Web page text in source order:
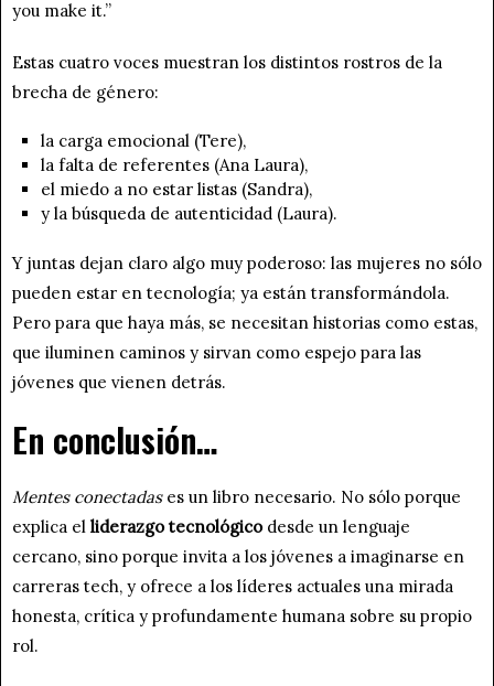
you make it.”
Estas cuatro voces muestran los distintos rostros de la
brecha de género:
la carga emocional (Tere),
la falta de referentes (Ana Laura),
el miedo a no estar listas (Sandra),
y la búsqueda de autenticidad (Laura).
Y juntas dejan claro algo muy poderoso: las mujeres no sólo
pueden estar en tecnología; ya están transformándola.
Pero para que haya más, se necesitan historias como estas,
que iluminen caminos y sirvan como espejo para las
jóvenes que vienen detrás.
En conclusión…
Mentes conectadases un libro necesario. No sólo porque
explica el liderazgo tecnológicodesde un lenguaje
cercano, sino porque invita a los jóvenes a imaginarse en
carreras tech, y ofrece a los líderes actuales una mirada
honesta, crítica y profundamente humana sobre su propio
rol.